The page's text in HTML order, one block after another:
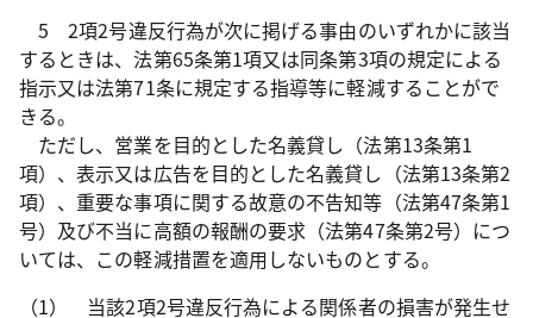
5 2項2号違反行為が次に掲げる事由のいずれかに該当
するときは、法第65条第1項又は同条第3項の規定による
指示又は法第71条に規定する指導等に軽減することがで
きる。
ただし、営業を目的とした名義貸し（法第13条第1
項）、表示又は広告を目的とした名義貸し（法第13条第2
項）、重要な事項に関する故意の不告知等（法第47条第1
号）及び不当に高額の報酬の要求（法第47条第2号）につ
いては、この軽減措置を適用しないものとする。
（1） 当該2項2号違反行為による関係者の損害が発生せ